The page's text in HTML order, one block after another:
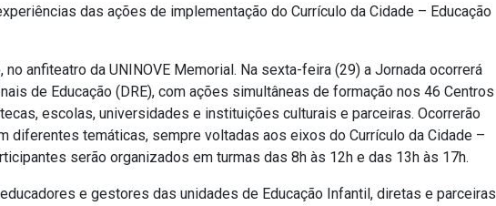
das ações de implementação do Currículo da Cidade – Educação
anfiteatro da UNINOVE Memorial. Na sexta-feira (29) a Jornada ocorrerá
de Educação (DRE), com ações simultâneas de formação nos 46 Centros
escolas, universidades e instituições culturais e parceiras. Ocorrerão
diferentes temáticas, sempre voltadas aos eixos do Currículo da Cidade –
serão organizados em turmas das 8h às 12h e das 13h às 17h.
e gestores das unidades de Educação Infantil, diretas e parceiras